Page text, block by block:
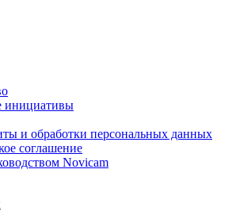
инициативы
и обработки персональных данных
соглашение
Novicam